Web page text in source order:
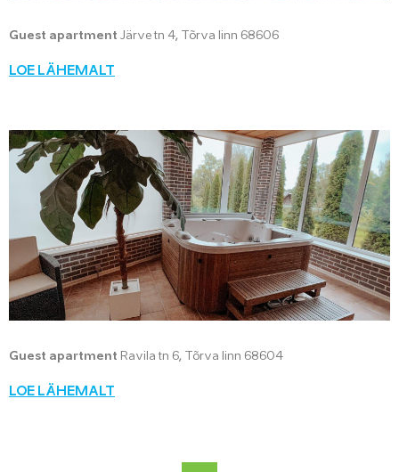
Guest apartment Järve tn 4, Tõrva linn 68606
LOE LÄHEMALT
Guest apartment Ravila tn 6, Tõrva linn 68604
LOE LÄHEMALT